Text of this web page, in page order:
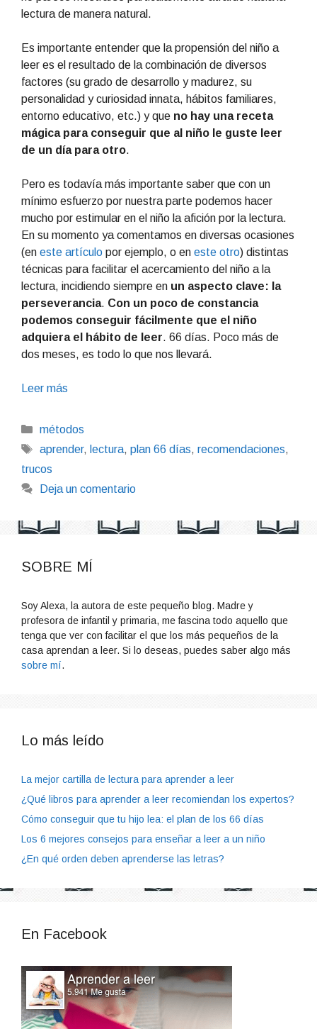
lectura de manera natural.
Es importante entender que la propensión del niño a
leer es el resultado de la combinación de diversos
factores (su grado de desarrollo y madurez, su
personalidad y curiosidad innata, hábitos familiares,
entorno educativo, etc.) y que no hay una receta
mágica para conseguir que al niño le guste leer
de un día para otro.
Pero es todavía más importante saber que con un
mínimo esfuerzo por nuestra parte podemos hacer
mucho por estimular en el niño la afición por la lectura.
En su momento ya comentamos en diversas ocasiones
(en este artículo por ejemplo, o en este otro) distintas
técnicas para facilitar el acercamiento del niño a la
lectura, incidiendo siempre en un aspecto clave: la
perseverancia. Con un poco de constancia
podemos conseguir fácilmente que el niño
adquiera el hábito de leer. 66 días. Poco más de
dos meses, es todo lo que nos llevará.
Leer más
Categorías
métodos
Etiquetas
aprender, lectura, plan 66 días, recomendaciones,
trucos
Deja un comentario
SOBRE MÍ
Soy Alexa, la autora de este pequeño blog. Madre y
profesora de infantil y primaria, me fascina todo aquello que
tenga que ver con facilitar el que los más pequeños de la
casa aprendan a leer. Si lo deseas, puedes saber algo más
sobre mí.
Lo más leído
La mejor cartilla de lectura para aprender a leer
¿Qué libros para aprender a leer recomiendan los expertos?
Cómo conseguir que tu hijo lea: el plan de los 66 días
Los 6 mejores consejos para enseñar a leer a un niño
¿En qué orden deben aprenderse las letras?
En Facebook